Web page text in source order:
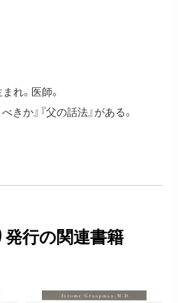
れ。医師。
きか』『父の話法』がある。
行の関連書籍